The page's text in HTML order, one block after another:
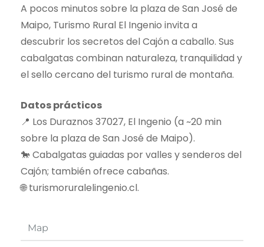
Map
A pocos minutos sobre la plaza de San José de
Maipo, Turismo Rural El Ingenio invita a
descubrir los secretos del Cajón a caballo. Sus
cabalgatas combinan naturaleza, tranquilidad y
el sello cercano del turismo rural de montaña.
Datos prácticos
📍 Los Duraznos 37027, El Ingenio (a ~20 min
sobre la plaza de San José de Maipo).
🐎 Cabalgatas guiadas por valles y senderos del
Cajón; también ofrece cabañas.
🌐 turismoruralelingenio.cl.